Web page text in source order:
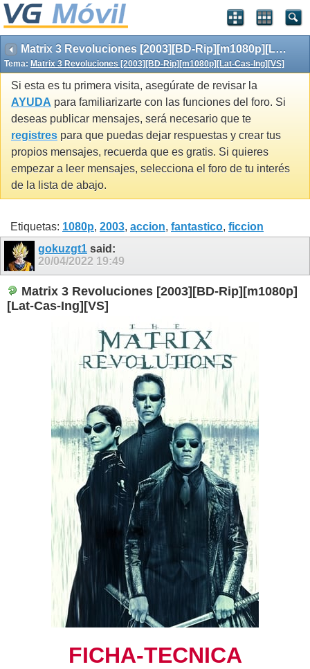
Matrix 3 Revoluciones [2003][BD-Rip][m1080p][Lat-Cas-Ing][VS]
Tema: Matrix 3 Revoluciones [2003][BD-Rip][m1080p][Lat-Cas-Ing][VS]
Si esta es tu primera visita, asegúrate de revisar la
AYUDA para familiarizarte con las funciones del foro. Si
deseas publicar mensajes, será necesario que te
registres para que puedas dejar respuestas y crear tus
propios mensajes, recuerda que es gratis. Si quieres
empezar a leer mensajes, selecciona el foro de tu interés
de la lista de abajo.
Etiquetas: 1080p, 2003, accion, fantastico, ficcion
gokuzgt1 said:
20/04/2022 19:49
Matrix 3 Revoluciones [2003][BD-Rip][m1080p]
[Lat-Cas-Ing][VS]
FICHA-TECNICA